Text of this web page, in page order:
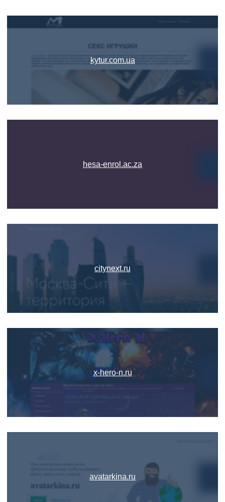
kytur.com.ua
hesa-enrol.ac.za
citynext.ru
x-hero-n.ru
avatarkina.ru